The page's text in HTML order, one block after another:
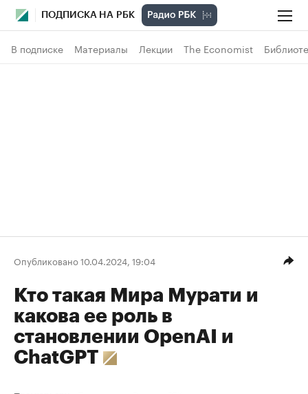
ПОДПИСКА НА РБК
В подписке Материалы Лекции The Economist
Опубликовано 10.04.2024, 19:04
Кто такая Мира Мурати и
какова ее роль в
становлении OpenAI и
ChatGPT